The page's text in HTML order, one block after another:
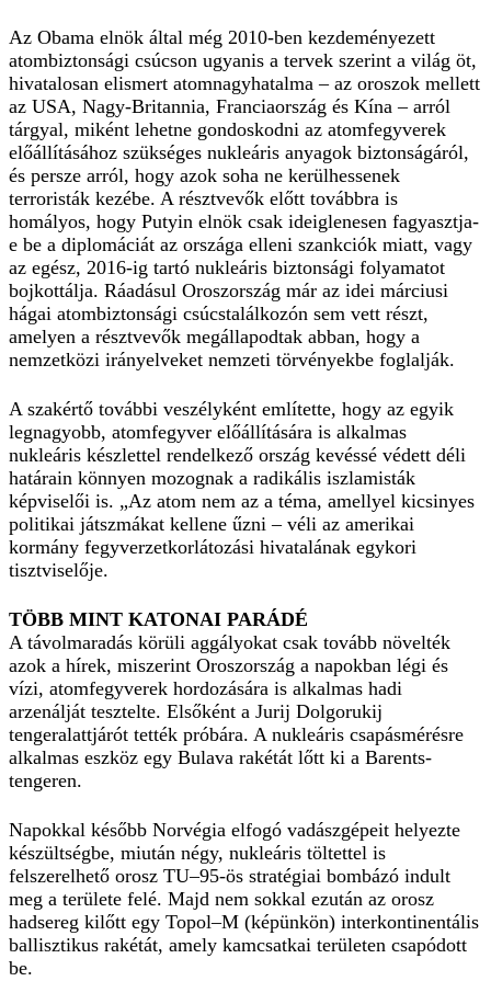
Az Obama elnök által még 2010-ben kezdeményezett
atombiztonsági csúcson ugyanis a tervek szerint a világ öt,
hivatalosan elismert atomnagyhatalma – az oroszok mellett
az USA, Nagy-Britannia, Franciaország és Kína – arról
tárgyal, miként lehetne gondoskodni az atomfegyverek
előállításához szükséges nukleáris anyagok biztonságáról,
és persze arról, hogy azok soha ne kerülhessenek
terroristák kezébe. A résztvevők előtt továbbra is
homályos, hogy Putyin elnök csak ideiglenesen fagyasztja-
e be a diplomáciát az országa elleni szankciók miatt, vagy
az egész, 2016-ig tartó nukleáris biztonsági folyamatot
bojkottálja. Ráadásul Oroszország már az idei márciusi
hágai atombiztonsági csúcstalálkozón sem vett részt,
amelyen a résztvevők megállapodtak abban, hogy a
nemzetközi irányelveket nemzeti törvényekbe foglalják.
A szakértő további veszélyként említette, hogy az egyik
legnagyobb, atomfegyver előállítására is alkalmas
nukleáris készlettel rendelkező ország kevéssé védett déli
határain könnyen mozognak a radikális iszlamisták
képviselői is. „Az atom nem az a téma, amellyel kicsinyes
politikai játszmákat kellene űzni – véli az amerikai
kormány fegyverzetkorlátozási hivatalának egykori
tisztviselője.
TÖBB MINT KATONAI PARÁDÉ
A távolmaradás körüli aggályokat csak tovább növelték
azok a hírek, miszerint Oroszország a napokban légi és
vízi, atomfegyverek hordozására is alkalmas hadi
arzenálját tesztelte. Elsőként a Jurij Dolgorukij
tengeralattjárót tették próbára. A nukleáris csapásmérésre
alkalmas eszköz egy Bulava rakétát lőtt ki a Barents-
tengeren.
Napokkal később Norvégia elfogó vadászgépeit helyezte
készültségbe, miután négy, nukleáris töltettel is
felszerelhető orosz TU–95-ös stratégiai bombázó indult
meg a területe felé. Majd nem sokkal ezután az orosz
hadsereg kilőtt egy Topol–M (képünkön) interkontinentális
ballisztikus rakétát, amely kamcsatkai területen csapódott
be.